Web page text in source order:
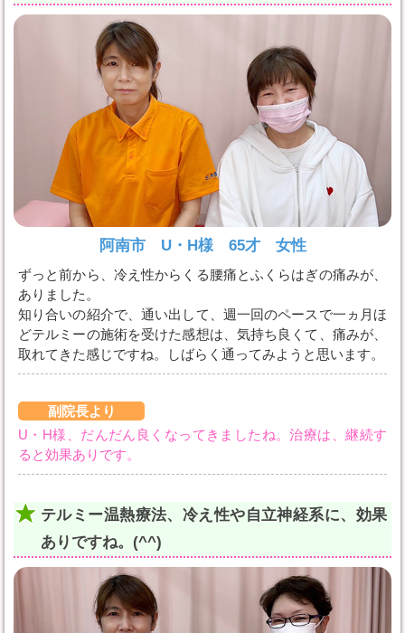
阿南市 U・H様 65才 女性
ずっと前から、冷え性からくる腰痛とふくらはぎの痛みが、
ありました。
知り合いの紹介で、通い出して、週一回のペースで一ヵ月ほ
どテルミーの施術を受けた感想は、気持ち良くて、痛みが、
取れてきた感じですね。しばらく通ってみようと思います。
副院長より
U・H様、だんだん良くなってきましたね。治療は、継続す
ると効果ありです。
テルミー温熱療法、冷え性や自立神経系に、効果
ありですね。(^^)